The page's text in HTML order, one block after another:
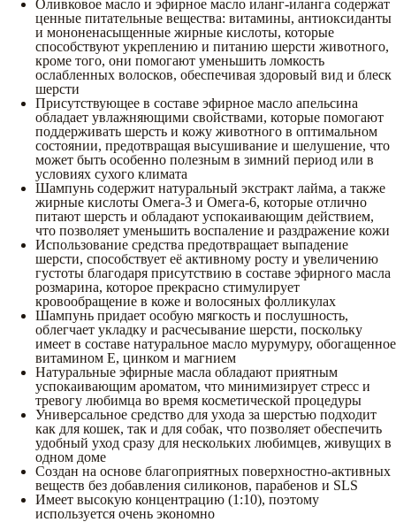
Оливковое масло и эфирное масло иланг-иланга содержат
ценные питательные вещества: витамины, антиоксиданты
и мононенасыщенные жирные кислоты, которые
способствуют укреплению и питанию шерсти животного,
кроме того, они помогают уменьшить ломкость
ослабленных волосков, обеспечивая здоровый вид и блеск
шерсти
Присутствующее в составе эфирное масло апельсина
обладает увлажняющими свойствами, которые помогают
поддерживать шерсть и кожу животного в оптимальном
состоянии, предотвращая высушивание и шелушение, что
может быть особенно полезным в зимний период или в
условиях сухого климата
Шампунь содержит натуральный экстракт лайма, а также
жирные кислоты Омега-3 и Омега-6, которые отлично
питают шерсть и обладают успокаивающим действием,
что позволяет уменьшить воспаление и раздражение кожи
Использование средства предотвращает выпадение
шерсти, способствует её активному росту и увеличению
густоты благодаря присутствию в составе эфирного масла
розмарина, которое прекрасно стимулирует
кровообращение в коже и волосяных фолликулах
Шампунь придает особую мягкость и послушность,
облегчает укладку и расчесывание шерсти, поскольку
имеет в составе натуральное масло мурумуру, обогащенное
витамином Е, цинком и магнием
Натуральные эфирные масла обладают приятным
успокаивающим ароматом, что минимизирует стресс и
тревогу любимца во время косметической процедуры
Универсальное средство для ухода за шерстью подходит
как для кошек, так и для собак, что позволяет обеспечить
удобный уход сразу для нескольких любимцев, живущих в
одном доме
Создан на основе благоприятных поверхностно-активных
веществ без добавления силиконов, парабенов и SLS
Имеет высокую концентрацию (1:10), поэтому
используется очень экономно